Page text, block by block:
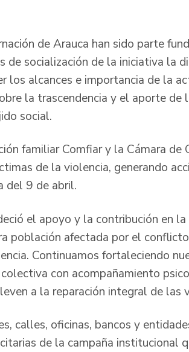
de Arauca han sido parte
de socialización de la iniciativa la
los alcances e importancia de la
la trascendencia y el aporte
social.
familiar Comfiar y la Cámara de
de la violencia, generando
del 9 de abril.
el apoyo y la contribución en
población afectada por el
Continuamos fortaleciendo
con acompañamiento
a la reparación integral de las
calles, oficinas, bancos y
de la campaña institucional